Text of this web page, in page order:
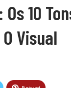
10
Visual